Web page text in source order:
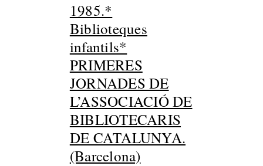
1985.*
Biblioteques
infantils*
PRIMERES
JORNADES DE
L’ASSOCIACIÓ DE
BIBLIOTECARIS
DE CATALUNYA.
(Barcelona)